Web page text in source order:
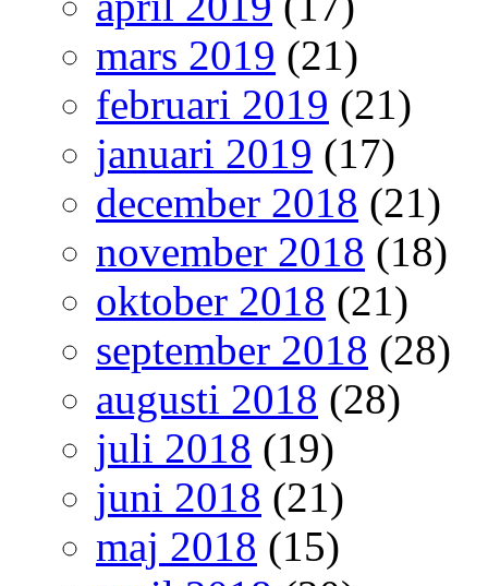
mars 2019 (21)
februari 2019 (21)
januari 2019 (17)
december 2018 (21)
november 2018 (18)
oktober 2018 (21)
september 2018 (28)
augusti 2018 (28)
juli 2018 (19)
juni 2018 (21)
maj 2018 (15)